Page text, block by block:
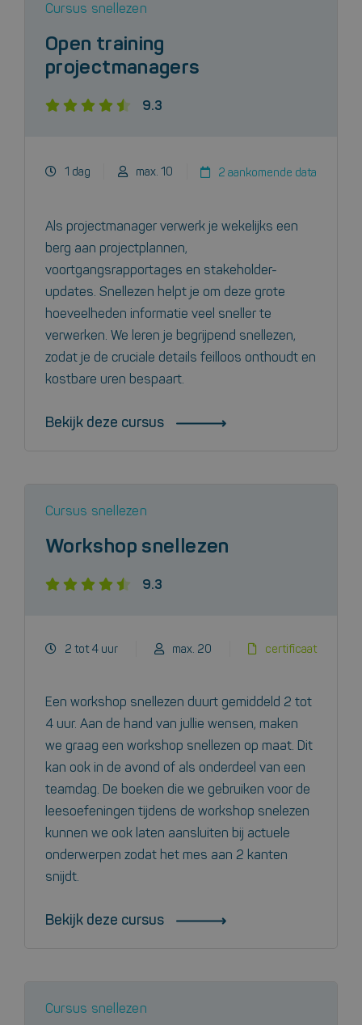
Cursus snellezen
Open training
projectmanagers
9.3
1 dag max. 10 2 aankomende data
Als projectmanager verwerk je wekelijks een
berg aan projectplannen,
voortgangsrapportages en stakeholder-
updates. Snellezen helpt je om deze grote
hoeveelheden informatie veel sneller te
verwerken. We leren je begrijpend snellezen,
zodat je de cruciale details feilloos onthoudt en
kostbare uren bespaart.
Bekijk deze cursus
Cursus snellezen
Workshop snellezen
9.3
2 tot 4 uur max. 20 certificaat
Een workshop snellezen duurt gemiddeld 2 tot
4 uur. Aan de hand van jullie wensen, maken
we graag een workshop snellezen op maat. Dit
kan ook in de avond of als onderdeel van een
teamdag. De boeken die we gebruiken voor de
leesoefeningen tijdens de workshop snelezen
kunnen we ook laten aansluiten bij actuele
onderwerpen zodat het mes aan 2 kanten
snijdt.
Bekijk deze cursus
Cursus snellezen